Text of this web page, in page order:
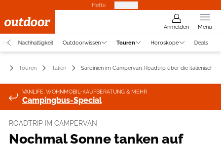
Hefte
Anmelden Menü
Nachhaltigkeit Outdoorwissen Touren Horoskope Deals
Touren Italien Sardinien im Campervan: Roadtrip über die italienische
VANLIFE, WOHNMOBIL-KAUFBERATUNG & MEHR
Campingbus-Special
ROADTRIP IM CAMPERVAN
Nochmal Sonne tanken auf